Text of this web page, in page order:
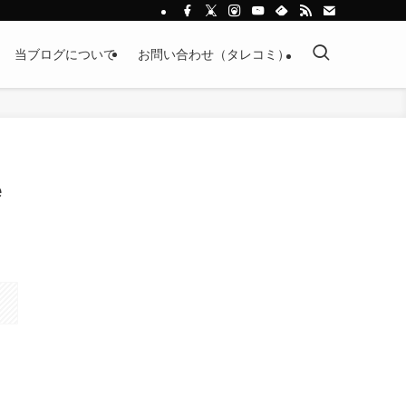
当ブログについて お問い合わせ（タレコミ）